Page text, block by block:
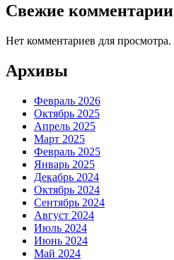
Свежие комментарии
Нет комментариев для просмотра.
Архивы
Февраль 2026
Октябрь 2025
Апрель 2025
Март 2025
Февраль 2025
Январь 2025
Декабрь 2024
Октябрь 2024
Сентябрь 2024
Август 2024
Июль 2024
Июнь 2024
Май 2024